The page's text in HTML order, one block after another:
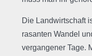
Die Landwirtschaft
rasanten Wandel
vergangener Tage.